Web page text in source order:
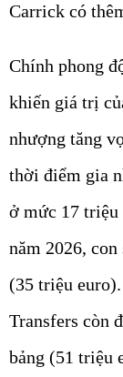
Carrick có
Chính phong
khiến giá trị
nhượng tăng
thời điểm gia
ở mức 17 triệu
năm 2026,
(35 triệu
Transfers còn
bảng (51 triệu